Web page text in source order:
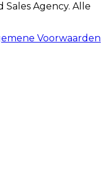
Agency. Alle
Voorwaarden